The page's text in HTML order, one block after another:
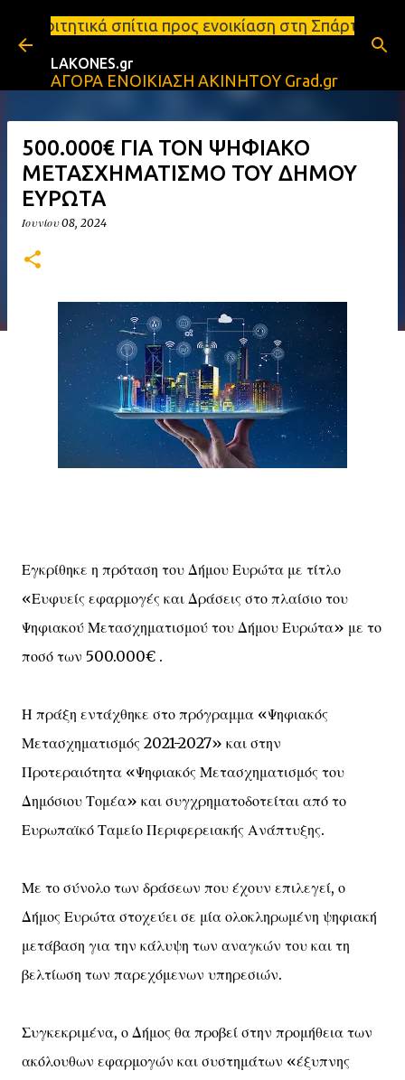
Μετάβαση στο κύριο περιεχόμενο
προς ενοικίαση στη Σπάρτη Ενοικιάσεις
LAKONES.gr
ΑΓΟΡΑ ΕΝΟΙΚΙΑΣΗ ΑΚΙΝΗΤΟΥ Grad.gr
500.000€ ΓΙΑ ΤΟΝ ΨΗΦΙΑΚΟ
ΜΕΤΑΣΧΗΜΑΤΙΣΜΟ ΤΟΥ ΔΗΜΟΥ
ΕΥΡΩΤΑ
Ιουνίου 08, 2024
Εγκρίθηκε η πρόταση του Δήμου Ευρώτα με τίτλο
«Ευφυείς εφαρμογές και Δράσεις στο πλαίσιο του
Ψηφιακού Μετασχηματισμού του Δήμου Ευρώτα» με το
ποσό των 500.000€ .
Η πράξη εντάχθηκε στο πρόγραμμα «Ψηφιακός
Μετασχηματισμός 2021-2027» και στην
Προτεραιότητα «Ψηφιακός Μετασχηματισμός του
Δημόσιου Τομέα» και συγχρηματοδοτείται από το
Ευρωπαϊκό Ταμείο Περιφερειακής Ανάπτυξης.
Με το σύνολο των δράσεων που έχουν επιλεγεί, ο
Δήμος Ευρώτα στοχεύει σε μία ολοκληρωμένη ψηφιακή
μετάβαση για την κάλυψη των αναγκών του και τη
βελτίωση των παρεχόμενων υπηρεσιών.
Συγκεκριμένα, ο Δήμος θα προβεί στην προμήθεια των
ακόλουθων εφαρμογών και συστημάτων «έξυπνης